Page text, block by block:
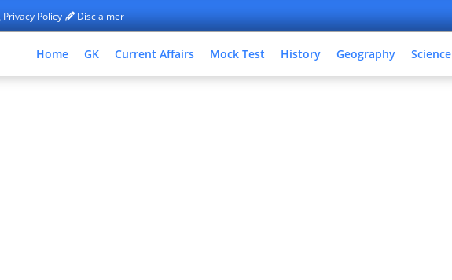
Privacy Policy Disclaimer
Home GK Current Affairs Mock Test History Geography Science